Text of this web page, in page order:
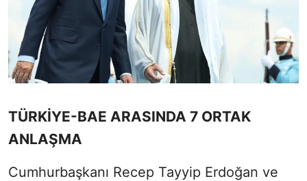
TÜRKİYE-BAE ARASINDA 7 ORTAK
ANLAŞMA
Cumhurbaşkanı Recep Tayyip Erdoğan ve